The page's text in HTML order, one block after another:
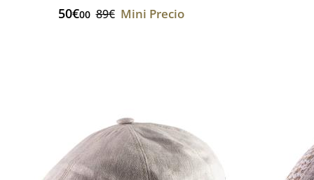
50€00 89€ Mini Precio